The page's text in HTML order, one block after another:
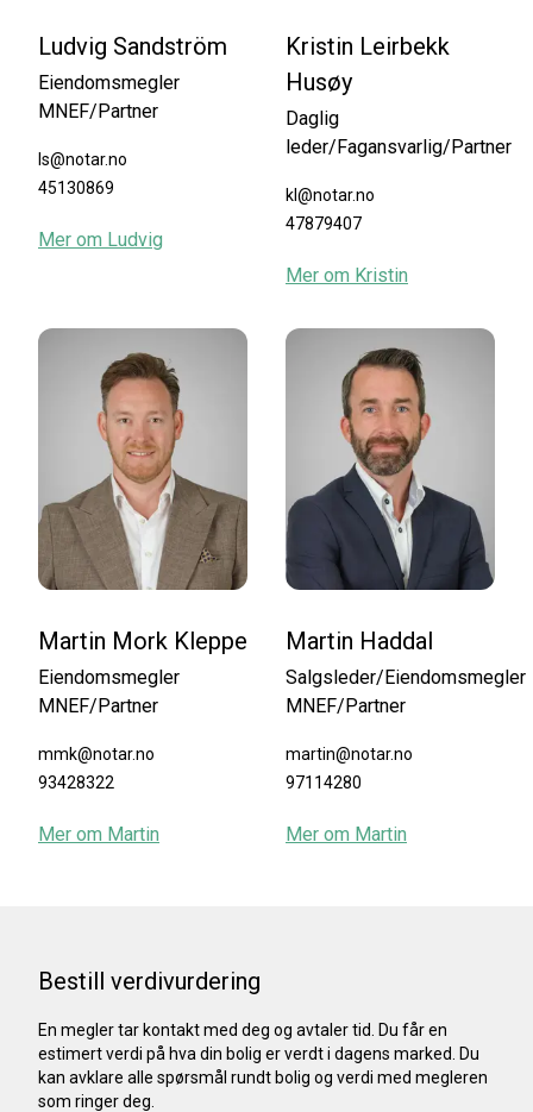
Ludvig Sandström
Eiendomsmegler
MNEF/Partner
ls@notar.no
45130869
Mer om Ludvig
Kristin Leirbekk
Husøy
Daglig
leder/Fagansvarlig/Partner
kl@notar.no
47879407
Mer om Kristin
Martin Mork Kleppe
Eiendomsmegler
MNEF/Partner
mmk@notar.no
93428322
Mer om Martin
Martin Haddal
Salgsleder/Eiendomsmegler
MNEF/Partner
martin@notar.no
97114280
Mer om Martin
Bestill verdivurdering
En megler tar kontakt med deg og avtaler tid. Du får en
estimert verdi på hva din bolig er verdt i dagens marked. Du
kan avklare alle spørsmål rundt bolig og verdi med megleren
som ringer deg.